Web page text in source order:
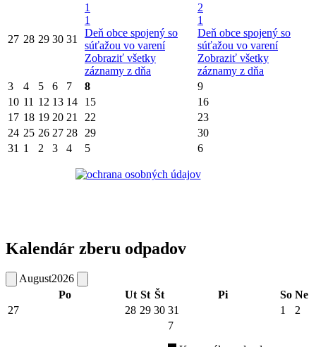
27 28 29 30 31
1
1
Deň obce spojený so
súťažou vo varení
Zobraziť všetky
záznamy z dňa
2
1
Deň obce spojený so
súťažou vo varení
Zobraziť všetky
záznamy z dňa
3
4 5 6 7 8
9
10 11 12 13 14 15
16
17 18 19 20 21 22
23
24 25 26 27 28 29
30
31 1 2 3 4 5 6
Kalendár zberu odpadov
August2026
Po
Ut St Št Pi So Ne
27
28 29 30 31 1
2
7